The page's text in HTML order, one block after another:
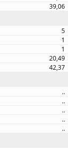
39,06
5
1
1
20,49
42,37
..
..
..
..
..